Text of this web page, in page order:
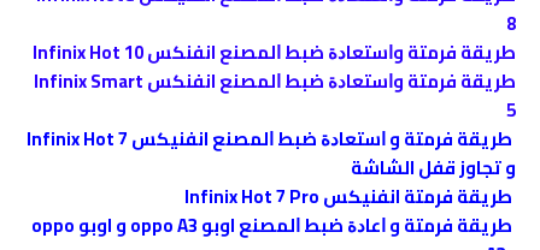
8
طريقة فرمتة وﺍﺳﺘﻌﺎﺩﺓ ﺿﺒﻂ ﺍﻟﻤﺼﻨﻊ انفنكس Infinix Hot 10
طريقة فرمتة وﺍﺳﺘﻌﺎﺩﺓ ﺿﺒﻂ ﺍﻟﻤﺼﻨﻊ انفنكس Infinix Smart
5
ﻃﺮﻳﻘﺔ فرمتة و ﺍﺳﺘﻌﺎﺩﺓ ﺿﺒﻂ ﺍﻟﻤﺼﻨﻊ انفنيكس Infinix Hot 7
و تجاوز قفل الشاشة
ﻃﺮﻳﻘﺔ فرمتة انفنيكس Infinix Hot 7 Pro
طريقة فرمتة و ﺍﻋﺎﺩﺓ ﺿﺒﻂ ﺍﻟﻤﺼﻨﻊ اوبو oppo A3 و اوبو oppo